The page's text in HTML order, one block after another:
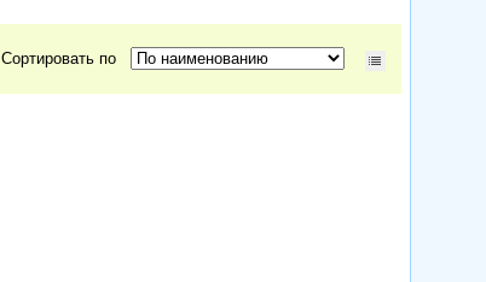
Сортировать по